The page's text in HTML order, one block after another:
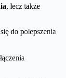
, lecz także
do polepszenia